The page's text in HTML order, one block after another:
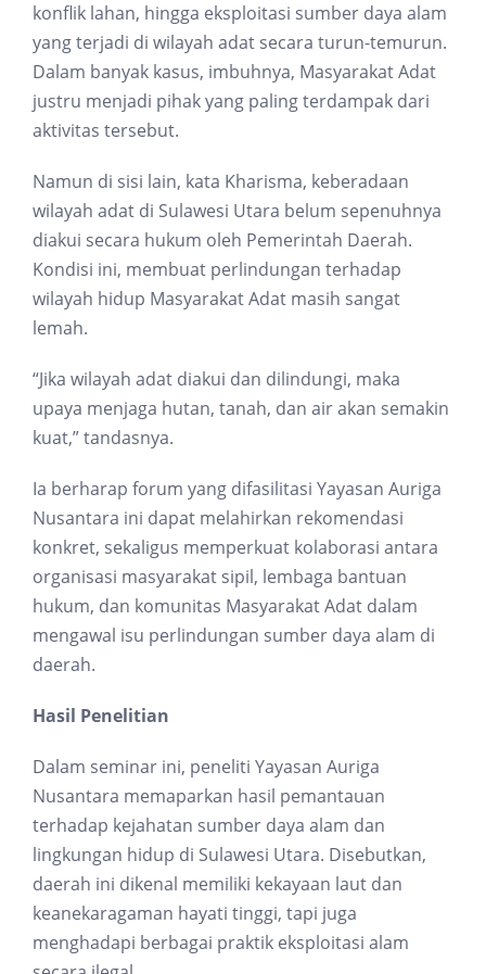
konflik lahan, hingga eksploitasi sumber daya alam
yang terjadi di wilayah adat secara turun-temurun.
Dalam banyak kasus, imbuhnya, Masyarakat Adat
justru menjadi pihak yang paling terdampak dari
aktivitas tersebut.
Namun di sisi lain, kata Kharisma, keberadaan
wilayah adat di Sulawesi Utara belum sepenuhnya
diakui secara hukum oleh Pemerintah Daerah.
Kondisi ini, membuat perlindungan terhadap
wilayah hidup Masyarakat Adat masih sangat
lemah.
“Jika wilayah adat diakui dan dilindungi, maka
upaya menjaga hutan, tanah, dan air akan semakin
kuat,” tandasnya.
Ia berharap forum yang difasilitasi Yayasan Auriga
Nusantara ini dapat melahirkan rekomendasi
konkret, sekaligus memperkuat kolaborasi antara
organisasi masyarakat sipil, lembaga bantuan
hukum, dan komunitas Masyarakat Adat dalam
mengawal isu perlindungan sumber daya alam di
daerah.
Hasil Penelitian
Dalam seminar ini, peneliti Yayasan Auriga
Nusantara memaparkan hasil pemantauan
terhadap kejahatan sumber daya alam dan
lingkungan hidup di Sulawesi Utara. Disebutkan,
daerah ini dikenal memiliki kekayaan laut dan
keanekaragaman hayati tinggi, tapi juga
menghadapi berbagai praktik eksploitasi alam